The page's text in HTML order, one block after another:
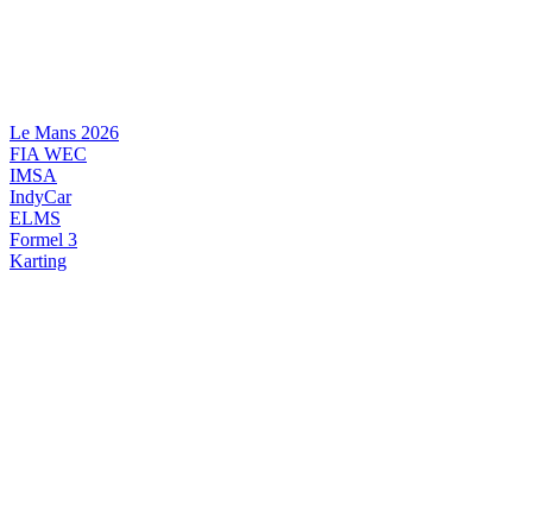
Le Mans 2026
FIA WEC
IMSA
IndyCar
ELMS
Formel 3
Karting